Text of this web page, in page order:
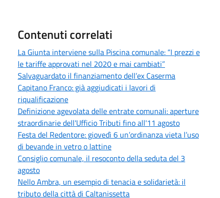
Contenuti correlati
La Giunta interviene sulla Piscina comunale: “I prezzi e
le tariffe approvati nel 2020 e mai cambiati”
Salvaguardato il finanziamento dell’ex Caserma
Capitano Franco: già aggiudicati i lavori di
riqualificazione
Definizione agevolata delle entrate comunali: aperture
straordinarie dell'Ufficio Tributi fino all'11 agosto
Festa del Redentore: giovedì 6 un’ordinanza vieta l’uso
di bevande in vetro o lattine
Consiglio comunale, il resoconto della seduta del 3
agosto
Nello Ambra, un esempio di tenacia e solidarietà: il
tributo della città di Caltanissetta